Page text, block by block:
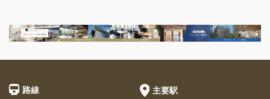
路線 主要駅